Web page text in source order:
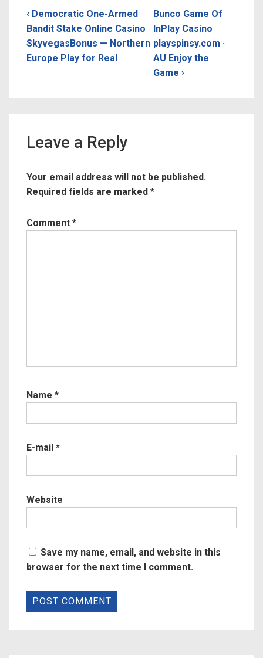
Post
navigation
Previous
Post
is
‹ Democratic One-Armed
Bandit Stake Online Casino
SkyvegasBonus — Northern
Europe Play for Real
Next
Post
is
Bunco Game Of
InPlay Casino
playspinsy.com ·
AU Enjoy the
Game ›
Leave a Reply
Your email address will not be published.
Required fields are marked *
Comment *
Name *
E-mail *
Website
Save my name, email, and website in this
browser for the next time I comment.